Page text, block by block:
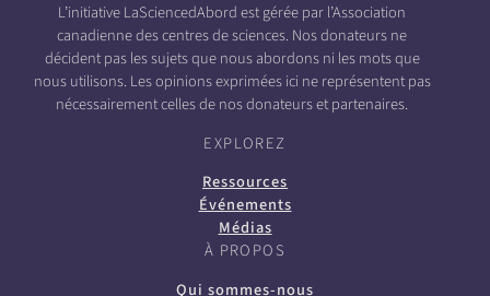
L’initiative LaSciencedAbord est gérée par l’Association
canadienne des centres de sciences. Nos donateurs ne
décident pas les sujets que nous abordons ni les mots que
nous utilisons. Les opinions exprimées ici ne représentent pas
nécessairement celles de nos donateurs et partenaires.
EXPLOREZ
Ressources
Événements
Médias
À PROPOS
Qui sommes-nous